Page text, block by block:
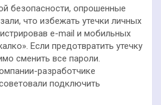
безопасности, опрошенные
что избежать утечки личных
e-mail и мобильных
Если предотвратить утечку
сменить все пароли.
разработчике
подключить